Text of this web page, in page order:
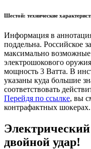
Шестой: технические
Информация в
поддельна. Российское
максимально возможные
электрошокового
мощность 3 Ватта. В
указаны куда большие
соответствовать
Перейдя по ссылке, вы
контрафактных шокерах.
двойной удар!